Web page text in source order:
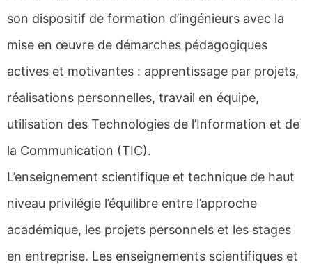
son dispositif de formation d’ingénieurs avec la
mise en œuvre de démarches pédagogiques
actives et motivantes : apprentissage par projets,
réalisations personnelles, travail en équipe,
utilisation des Technologies de l’Information et de
la Communication (TIC).
L’enseignement scientifique et technique de haut
niveau privilégie l’équilibre entre l’approche
académique, les projets personnels et les stages
en entreprise. Les enseignements scientifiques et